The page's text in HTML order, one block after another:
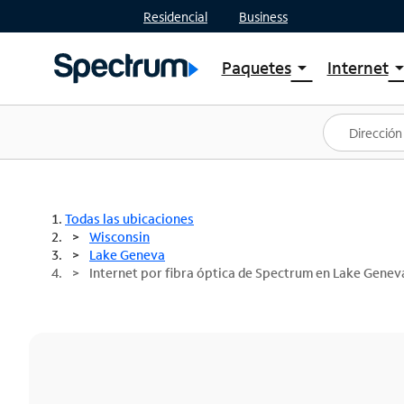
Residencial Business
Paquetesarrow_drop_down
Ver paquetes
Spectrum One
Mejores ofertas
Internetarrow_drop_down
Planes
Todas las ubicaciones
Wisconsin
Lake Geneva
Internet por fibra óptica de Spectrum en Lake